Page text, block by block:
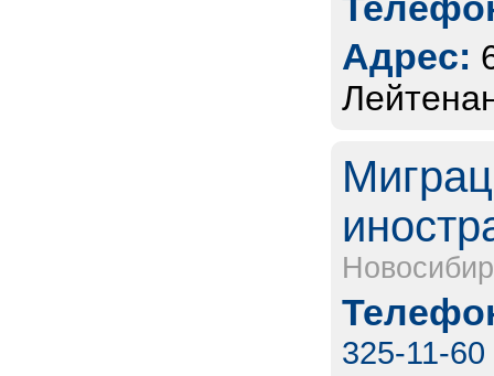
Адрес:
325-11-60